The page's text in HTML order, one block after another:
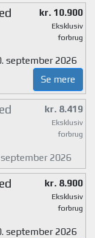
kr. 10.900
Eksklusiv
forbrug
september 2026
Se mere
kr. 8.419
Eksklusiv
forbrug
2026
kr. 8.900
Eksklusiv
forbrug
september 2026